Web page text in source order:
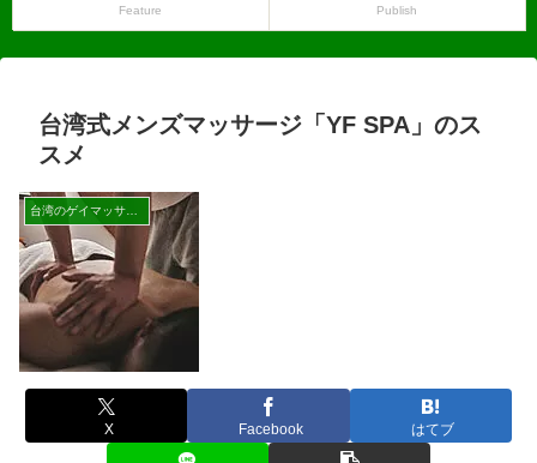
Feature Publish
台湾式メンズマッサージ「YF SPA」のス
スメ
X Facebook はてブ